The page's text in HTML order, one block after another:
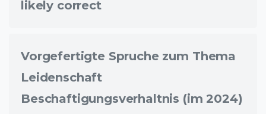
likely correct
Vorgefertigte Spruche zum Thema
Leidenschaft
Beschaftigungsverhaltnis (im 2024)